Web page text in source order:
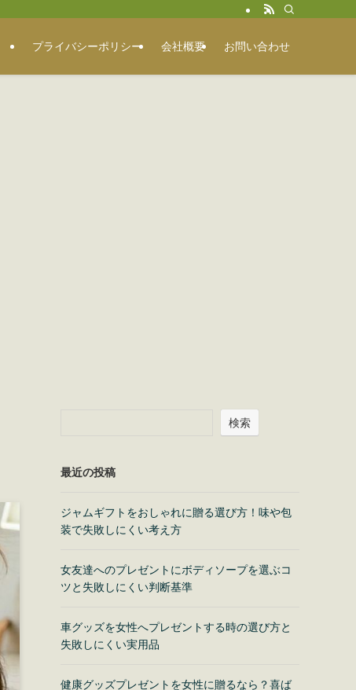
プライバシーポリシー 会社概要 お問い合わせ
検索
最近の投稿
ジャムギフトをおしゃれに贈る選び方！味や包
装で失敗しにくい考え方
女友達へのプレゼントにボディソープを選ぶコ
ツと失敗しにくい判断基準
車グッズを女性へプレゼントする時の選び方と
失敗しにくい実用品
健康グッズプレゼントを女性に贈るなら？喜ば